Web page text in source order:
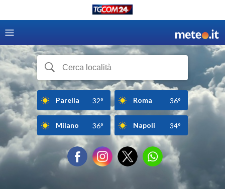
Parella 32° Roma 36°
Milano 36° Napoli 34°